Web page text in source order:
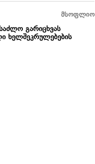
მსოფლიო
გარიცხვას
ხელშეკრულებების